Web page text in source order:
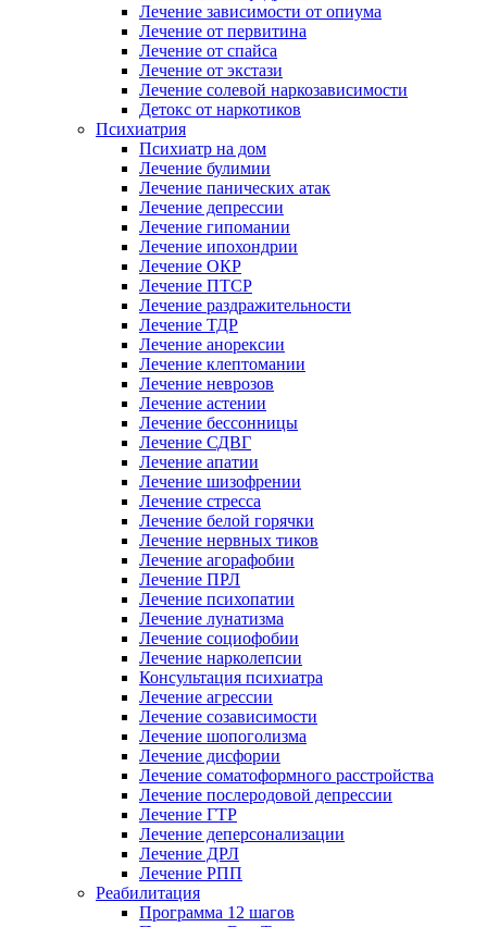
Лечение зависимости от опиума
Лечение от первитина
Лечение от спайса
Лечение от экстази
Лечение солевой наркозависимости
Детокс от наркотиков
Психиатрия
Психиатр на дом
Лечение булимии
Лечение панических атак
Лечение депрессии
Лечение гипомании
Лечение ипохондрии
Лечение ОКР
Лечение ПТСР
Лечение раздражительности
Лечение ТДР
Лечение анорексии
Лечение клептомании
Лечение неврозов
Лечение астении
Лечение бессонницы
Лечение СДВГ
Лечение апатии
Лечение шизофрении
Лечение стресса
Лечение белой горячки
Лечение нервных тиков
Лечение агорафобии
Лечение ПРЛ
Лечение психопатии
Лечение лунатизма
Лечение социофобии
Лечение нарколепсии
Консультация психиатра
Лечение агрессии
Лечение созависимости
Лечение шопоголизма
Лечение дисфории
Лечение соматоформного расстройства
Лечение послеродовой депрессии
Лечение ГТР
Лечение деперсонализации
Лечение ДРЛ
Лечение РПП
Реабилитация
Программа 12 шагов